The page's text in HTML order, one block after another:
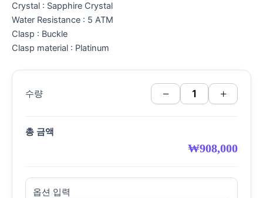
Crystal : Sapphire Crystal
Water Resistance : 5 ATM
Clasp : Buckle
Clasp material : Platinum
수량 − +
총 금액
₩908,000
옵션 입력